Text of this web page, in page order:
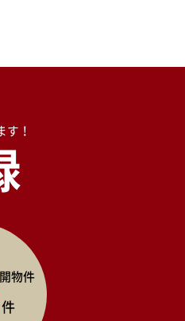
！
物件
件